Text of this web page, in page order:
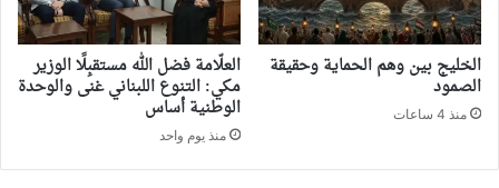
‏الخليج بين وهم الحماية وحقيقة
الصمود
منذ 4 ساعات
العلّامة فضل الله مستقبِلًا الوزير
مكي: التنوع اللبناني غنى والوحدة
الوطنية أساس
منذ يوم واحد